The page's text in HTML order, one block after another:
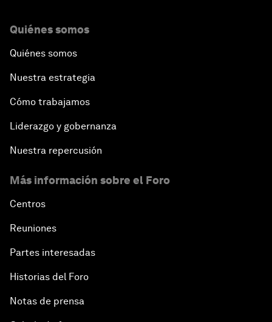
Quiénes somos
Quiénes somos
Nuestra estrategia
Cómo trabajamos
Liderazgo y gobernanza
Nuestra repercusión
Más información sobre el Foro
Centros
Reuniones
Partes interesadas
Historias del Foro
Notas de prensa